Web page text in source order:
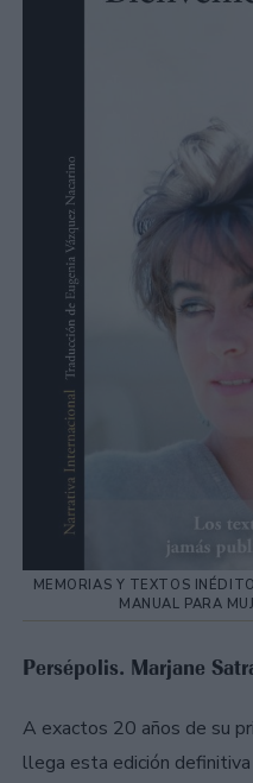
MEMORIAS Y TEXTOS
MANUAL PARA
Persépolis. Marjane
A exactos 20 años de su
llega esta edición